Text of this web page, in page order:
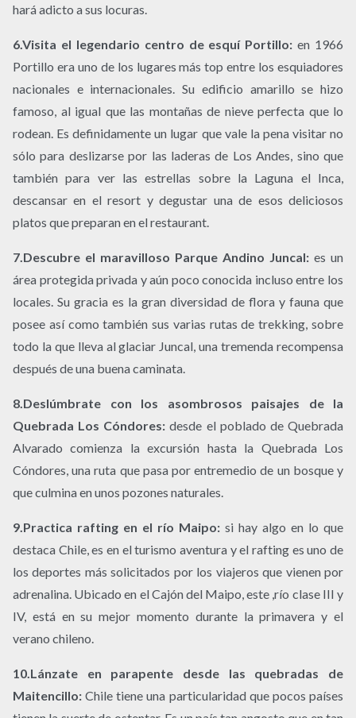
hará adicto a sus locuras.
6.Visita el legendario centro de esquí Portillo: en 1966
Portillo era uno de los lugares más top entre los esquiadores
nacionales e internacionales. Su edificio amarillo se hizo
famoso, al igual que las montañas de nieve perfecta que lo
rodean. Es definidamente un lugar que vale la pena visitar no
sólo para deslizarse por las laderas de Los Andes, sino que
también para ver las estrellas sobre la Laguna el Inca,
descansar en el resort y degustar una de esos deliciosos
platos que preparan en el restaurant.
7.Descubre el maravilloso Parque Andino Juncal: es un
área protegida privada y aún poco conocida incluso entre los
locales. Su gracia es la gran diversidad de flora y fauna que
posee así como también sus varias rutas de trekking, sobre
todo la que lleva al glaciar Juncal, una tremenda recompensa
después de una buena caminata.
8.Deslúmbrate con los asombrosos paisajes de la
Quebrada Los Cóndores: desde el poblado de Quebrada
Alvarado comienza la excursión hasta la Quebrada Los
Cóndores, una ruta que pasa por entremedio de un bosque y
que culmina en unos pozones naturales.
9.Practica rafting en el río Maipo: si hay algo en lo que
destaca Chile, es en el turismo aventura y el rafting es uno de
los deportes más solicitados por los viajeros que vienen por
adrenalina. Ubicado en el Cajón del Maipo, este ,río clase III y
IV, está en su mejor momento durante la primavera y el
verano chileno.
10.Lánzate en parapente desde las quebradas de
Maitencillo: Chile tiene una particularidad que pocos países